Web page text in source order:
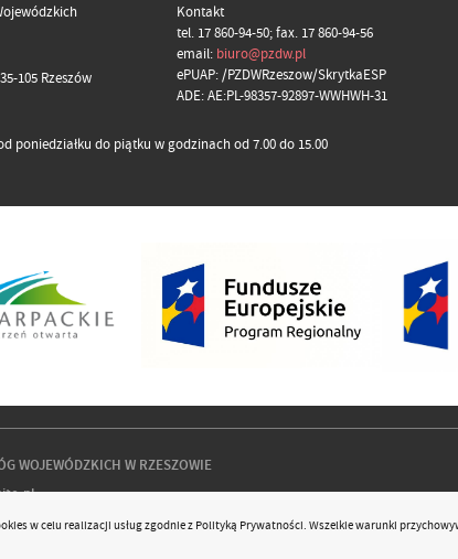
105 Rzeszów
Kontakt
tel. 17 860-94-50; fax. 17 860-94-56
email: biuro@pzdw.pl
ePUAP: /PZDWRzeszow/SkrytkaESP
ADE: AE:PL-98357-92897-WWHWH-31
poniedziałku do piątku w godzinach od 7.00 do 15.00
WOJEWÓDZKICH W RZESZOWIE
w celu realizacji usług zgodnie z Polityką Prywatności. Wszelkie warunki